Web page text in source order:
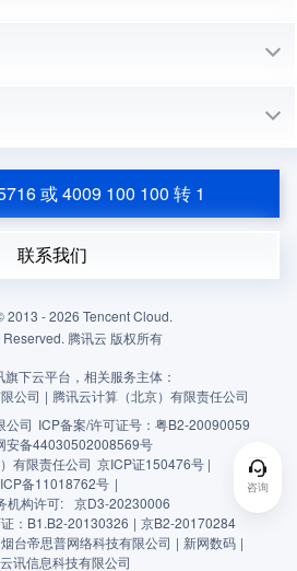
咨询
或 4009 100 100 转 1
联系我们
2013 -2026 Tencent Cloud.
腾讯云 版权所有
下云平台，相关服务主体：
公司 | 腾讯云计算（北京）有限责任公司
公司 ICP备案/许可证号： 粤B2-20090059
安备44030502008569号
有限责任公司 京ICP证150476号 |
备11018762号 |
机构许可: 京D3-20230006
：B1.B2-20130326 | 京B2-20170284
台帝思普网络科技有限公司 | 新网数码 |
讯信息科技有限公司